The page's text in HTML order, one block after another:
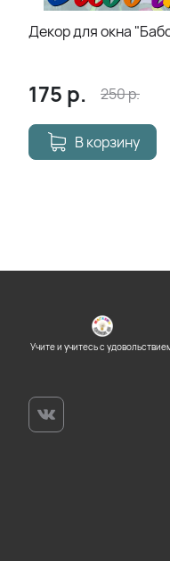
Декор для окна
175 р. 250р.
В корзину
Учите и учитесь с